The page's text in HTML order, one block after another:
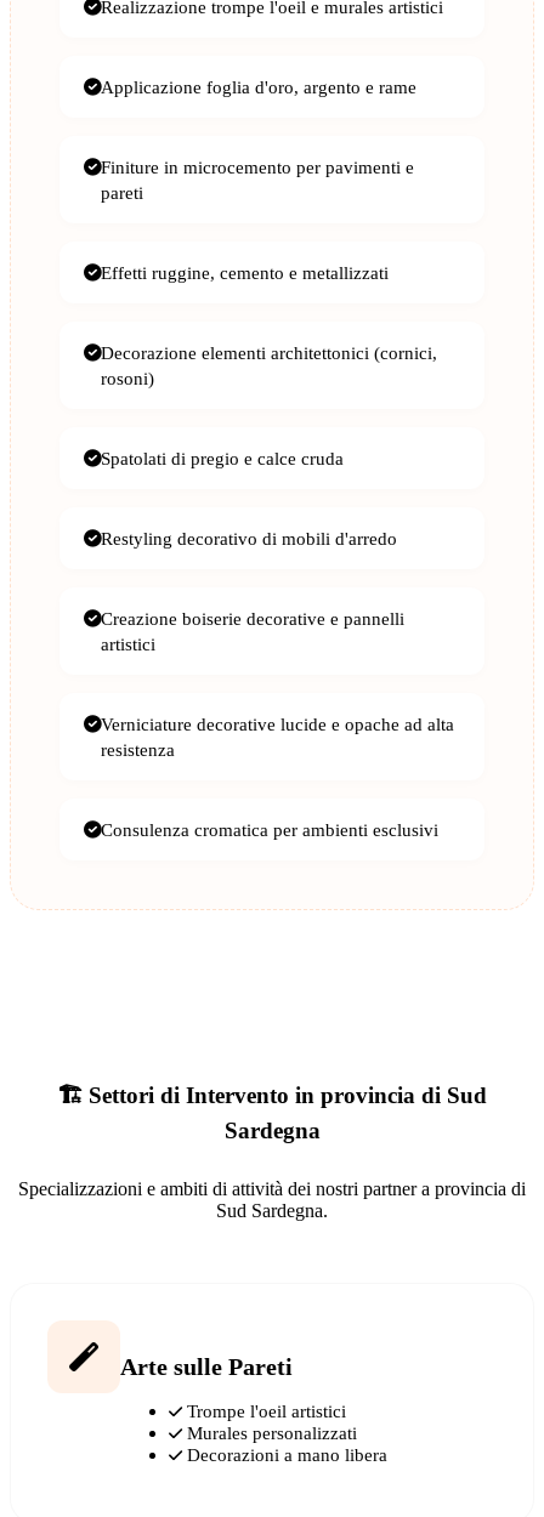
Realizzazione trompe l'oeil e murales artistici
Applicazione foglia d'oro, argento e rame
Finiture in microcemento per pavimenti e
pareti
Effetti ruggine, cemento e metallizzati
Decorazione elementi architettonici (cornici,
rosoni)
Spatolati di pregio e calce cruda
Restyling decorativo di mobili d'arredo
Creazione boiserie decorative e pannelli
artistici
Verniciature decorative lucide e opache ad alta
resistenza
Consulenza cromatica per ambienti esclusivi
🏗️ Settori di Intervento in provincia di Sud
Sardegna
Specializzazioni e ambiti di attività dei nostri partner a provincia di
Sud Sardegna.
Arte sulle Pareti
Trompe l'oeil artistici
Murales personalizzati
Decorazioni a mano libera